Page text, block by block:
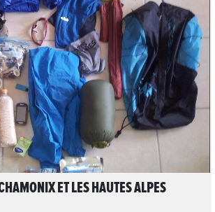
LIRE L'ARTICLE
ET LES HAUTES ALPES